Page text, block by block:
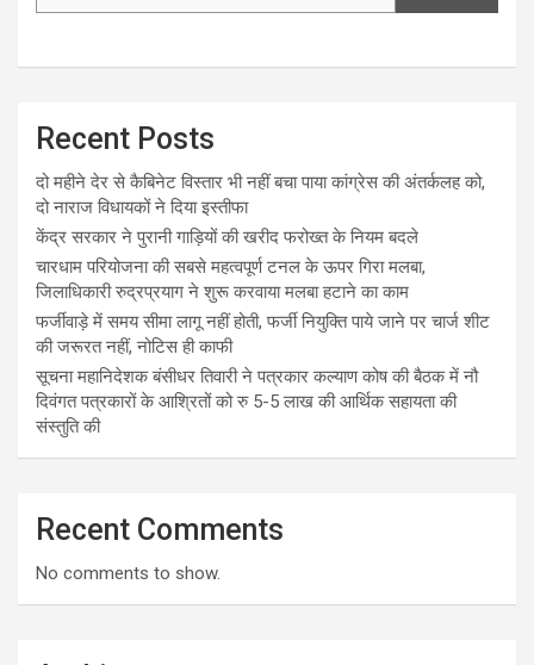
Recent Posts
दो महीने देर से कैबिनेट विस्तार भी नहीं बचा पाया कांग्रेस की अंतर्कलह को,
दो नाराज विधायकों ने दिया इस्तीफा
केंद्र सरकार ने पुरानी गाड़ियों की खरीद फरोख्त के नियम बदले
चारधाम परियोजना की सबसे महत्वपूर्ण टनल के ऊपर गिरा मलबा,
जिलाधिकारी रुद्रप्रयाग ने शुरू करवाया मलबा हटाने का काम
फर्जीवाड़े में समय सीमा लागू नहीं होती, फर्जी नियुक्ति पाये जाने पर चार्ज शीट
की जरूरत नहीं, नोटिस ही काफी
सूचना महानिदेशक बंसीधर तिवारी ने पत्रकार कल्याण कोष की बैठक में नौ
दिवंगत पत्रकारों के आश्रितों को रु 5-5 लाख की आर्थिक सहायता की
संस्तुति की
Recent Comments
No comments to show.